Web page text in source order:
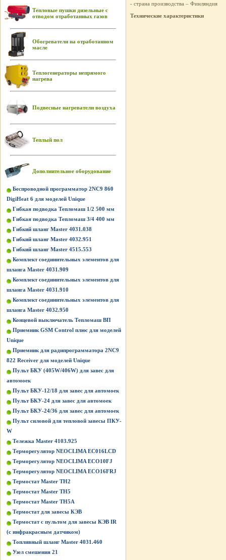
Тепловые пушки дизельные с
отводом отработанных газов
Обогреватели на отработанном
масле
Теплогенераторы непрямого
нагрева
Подвесные нагреватели воздуха
Теплый пол
Дополнительное оборудование
Беспроводной программатор 2NC9 860
DigiHeat 6 для моделей Unique
Гибкая подводка Тепломаш 1/2 500 мм
Гибкая подводка Тепломаш 3/4 400 мм
Гибкий шланг Master 4031.038
Гибкий шланг Master 4032.951
Гибкий шланг Master 4515.553
Комплект соединительных элементов для
шланга Master 4031.909
Комплект соединительных элементов для
шланга Master 4031.910
Комплект соединительных элементов для
шланга Master 4032.950
Концевой выключатель Тепломаш ВП
Приемник GSM Control плюс для моделей
Unique
Приемник для радипрограмматора 2NC9
822 Receiver для моделей Unique
Пульт БКУ (405W/406W) для завес для
автомоек
Пульт БКУ-12/18 для завес для автомоек
Пульт БКУ-24 для завес для автомоек
Пульт БКУ-24/36 для завес для автомоек
Пульт силовой для тепловой завесы ПКУ-
W
Тележка Master 4103.925
Терморегулятор NEOCLIMA EC016LCD
Терморегулятор NEOCLIMA ECO10FJ
Терморегулятор NEOCLIMA ECO16FRJ
Термостат Master ТН2
Термостат Master ТН5
Термостат Master ТН5А
Термостат для завесы КЭВ
Термостат с пультом для завесы КЭВ IR
(с инфракрасным датчиком)
Топливный шланг Master 4031.460
Узел смешения 21
- страна производства – Финляндия
Технические характеристики